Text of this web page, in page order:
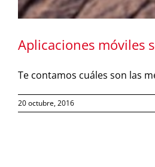
Aplicaciones móviles
Te contamos cuáles son las
20 octubre, 2016